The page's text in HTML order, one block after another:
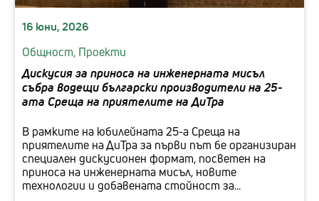
16 юни, 2026
Общност, Проекти
Дискусия за приноса на инженерната мисъл
събра водещи български производители на 25-
aта Среща на приятелите на ДиТра
В рамките на юбилейната 25-а Среща на
приятелите на ДиТра за първи път бе организиран
специален дискусионен формат, посветен на
приноса на инженерната мисъл, новите
технологии и добавената стойност за...